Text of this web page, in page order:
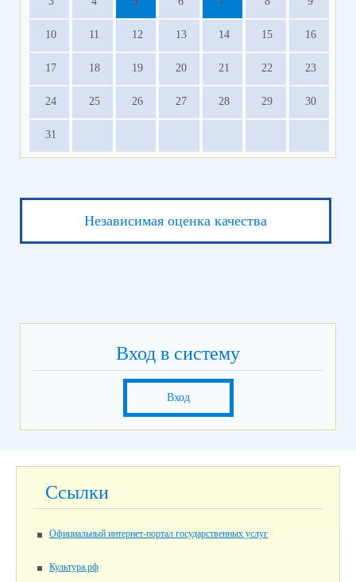
10 11 12 13 14 15 16
17 18 19 20 21 22 23
24 25 26 27 28 29 30
31
Независимая оценка качества
Вход в систему
Вход
Ссылки
Официальный интернет-портал государственных услуг
Культура.рф